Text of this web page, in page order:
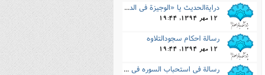
درایةالحدیث یا «الوجیزة فى الدرایة»
12 مهر 1394, 19:44
رسالة احکام سجودالتلاوه
12 مهر 1394, 19:44
رسالة فى استحباب السوره فى الرد على بعض معاصریه